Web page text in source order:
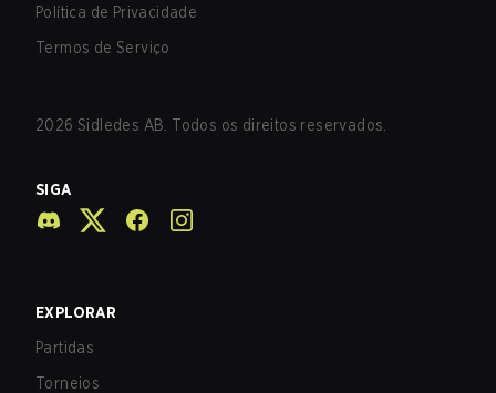
Política de Privacidade
Termos de Serviço
2026 Sidledes AB. Todos os direitos reservados.
SIGA
EXPLORAR
Partidas
Torneios